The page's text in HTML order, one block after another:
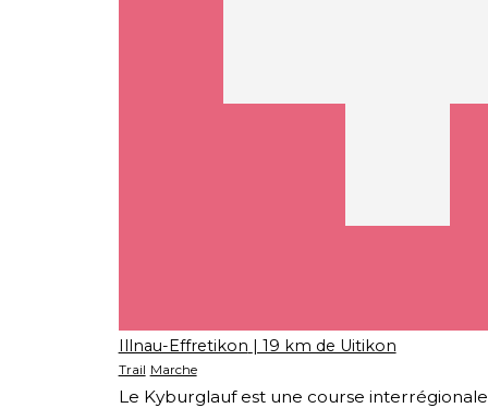
Illnau-Effretikon | 19 km de Uitikon
Trail Marche
Le Kyburglauf est une course